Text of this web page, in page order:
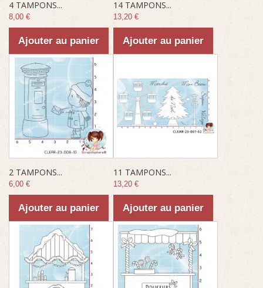
4 TAMPONS...
8,00 €
Ajouter au panier
14 TAMPONS...
13,20 €
Ajouter au panier
2 TAMPONS...
6,00 €
Ajouter au panier
11 TAMPONS...
13,20 €
Ajouter au panier